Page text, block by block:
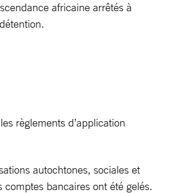
africaine arrêtés à
règlements d’application
autochtones, sociales et
comptes bancaires ont été gelés.